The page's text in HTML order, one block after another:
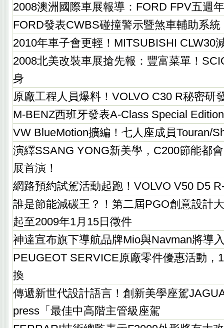
2008澳洲國際車展報導：FORD FPV五週
FORD發表CWBS碰撞警示暨煞車輔助系統
2010年車子會更輕！MITSUBISHI CLW30
2008北美改裝車展搶先報：豐富菜單！
身
原廠工程人員爆料！VOLVO C30 R秘密研
M-BENZ西班牙發表A-Class Special
VW BlueMotion擴編！七人座成員Touran/
演繹SSANG YONG新美學，C200節能都
展首演！
網路預約試駕活動起跑！VOLVO V50 D5
誰是節能減碳王？！第二屆PGO創意設計
起至2009年1月15日徵件
神達宣布旗下導航品牌Mio與Navman將導
PEUGEOT SERVICE原廠零件優惠活動，
換
傳遞新世代設計語言！創新美學座駕
press「最佳中高階主管級座駕